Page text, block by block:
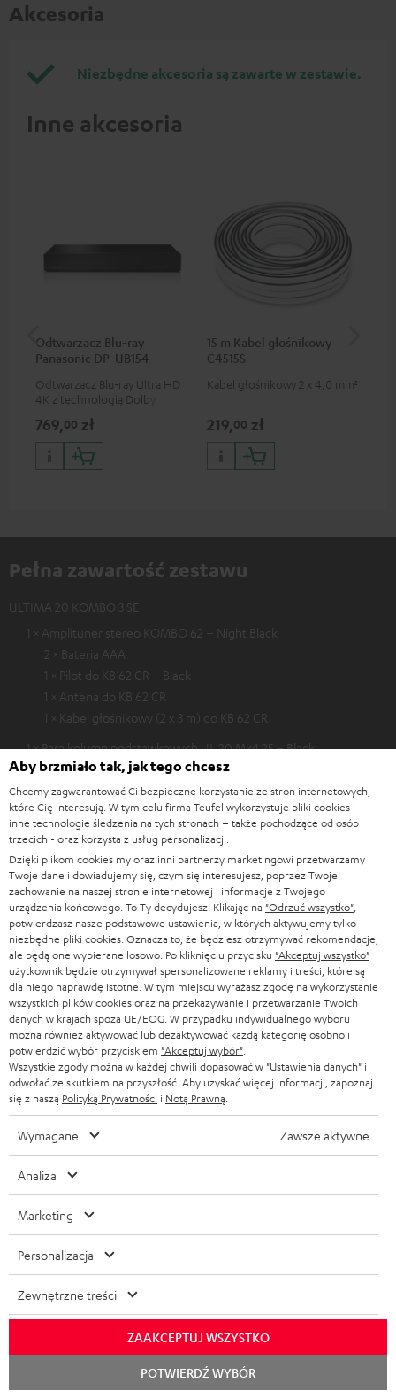
Akcesoria
Niezbędne akcesoria są zawarte w zestawie.
Inne akcesoria
Odtwarzacz Blu-ray
Panasonic DP-UB154
Odtwarzacz Blu-ray Ultra HD
4K z technologią Dolby
oraz HDR10+ dla znakomitej
jakości obrazu z
realistycznymi kontrastami i
kolorami
769,00 zł
15 m Kabel głośnikowy
C4515S
Kabel głośnikowy 2 x 4,0 mm²
219,00 zł
Pełna zawartość zestawu
ULTIMA 20 KOMBO 3 SE
1 × Amplituner stereo KOMBO 62 – Night Black
2 × Bateria AAA
1 × Pilot do KB 62 CR – Black
1 × Antena do KB 62 CR
1 × Kabel głośnikowy (2 x 3 m) do KB 62 CR
1 × Para kolumn podstawkowych UL 20 Mk4 25 – Black
2 × Kolumna podstawkowa UL 20 Mk4 25 (Szt.) – Black
2 × Gumowe podkładki (4 szt.) do ULTIMA 20 / 40 / Center Mk4
– Black
1 × Maskownica do ULTIMA 20 Mk4 – Black
Pobieranie i obsługa techniczna
D
o
k
u
m
e
n
t
d
o
p
o
b
a
n
Skrócona instrukcja obsługi: Amplituner stereo
KOMBO 62
Instrukcja bezpieczeństwa: Amplituner stereo
KOMBO 62
Instrukcje obsługi: Amplituner stereo KOMBO 62
Oświadczenie o zgodności: Amplituner stereo
Instrukcje obsługi: Para kolumn podstawkowych UL 20
Oświadczenie o zgodności: Para kolumn
podstawkowych UL 20 Mk4 25
I
Informacje o wysyłce
Aby brzmiało tak, jak tego chcesz
Chcemy zagwarantować Ci bezpieczne korzystanie ze stron internetowych,
które Cię interesują. W tym celu firma Teufel wykorzystuje pliki cookies i
inne technologie śledzenia na tych stronach – także pochodzące od osób
trzecich - oraz korzysta z usług personalizacji.
Dzięki plikom cookies my oraz inni partnerzy marketingowi przetwarzamy
Twoje dane i dowiadujemy się, czym się interesujesz, poprzez Twoje
zachowanie na naszej stronie internetowej i informacje z Twojego
urządzenia końcowego. To Ty decydujesz: Klikając na "Odrzuć wszystko"
potwierdzasz nasze podstawowe ustawienia, w których aktywujemy tylko
niezbędne pliki cookies. Oznacza to, że będziesz otrzymywać rekomendacje,
ale będą one wybierane losowo. Po kliknięciu przycisku "Akceptuj wszystko"
użytkownik będzie otrzymywał spersonalizowane reklamy i treści, które są
dla niego naprawdę istotne. W tym miejscu wyrażasz zgodę na wykorzystanie
wszystkich plików cookies oraz na przekazywanie i przetwarzanie Twoich
danych w krajach spoza UE/EOG. W przypadku indywidualnego wyboru
można również aktywować lub dezaktywować każdą kategorię osobno i
potwierdzić wybór przyciskiem "Akceptuj wybór"
Wszystkie zgody można w każdej chwili dopasować w "Ustawienia danych" i
odwołać ze skutkiem na przyszłość. Aby uzyskać więcej informacji, zapoznaj
się z naszą Polityką Prywatności i Notą Prawną
Wymagane Zawsze aktywne
Analiza
Marketing
Personalizacja
Zewnętrzne treści
ZAAKCEPTUJ WSZYSTKO
POTWIERDŹ WYBÓR